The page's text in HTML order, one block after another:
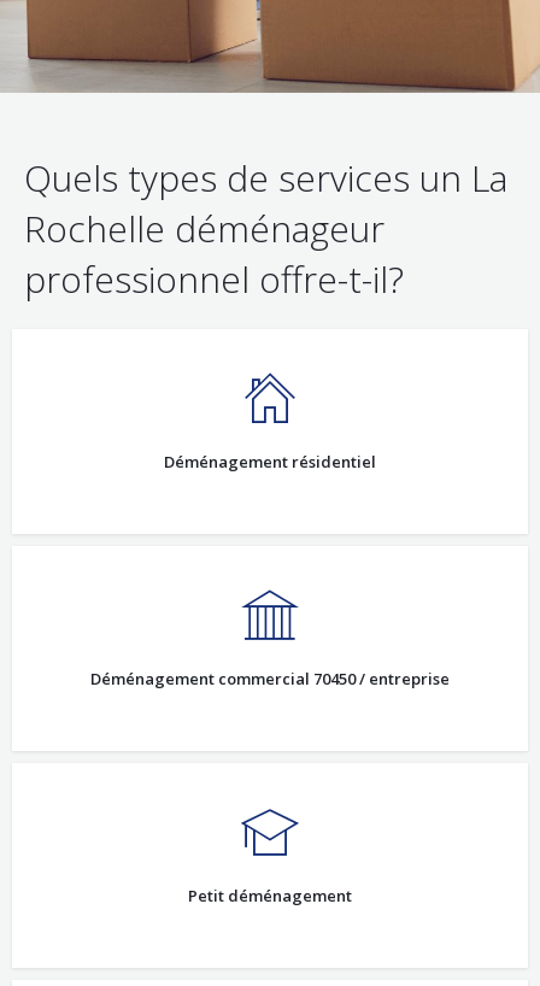
Quels types de services un La
Rochelle déménageur
professionnel offre-t-il?
Déménagement résidentiel
Déménagement commercial 70450 / entreprise
Petit déménagement